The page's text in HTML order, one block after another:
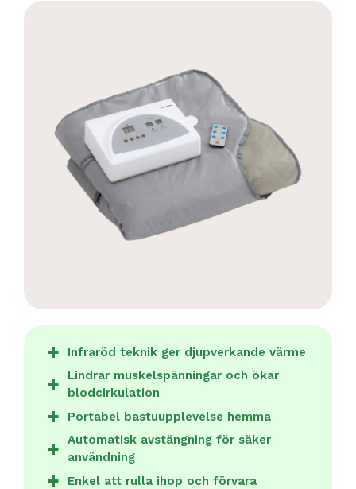
Infraröd teknik ger djupverkande värme
Lindrar muskelspänningar och ökar
blodcirkulation
Portabel bastuupplevelse hemma
Automatisk avstängning för säker
användning
Enkel att rulla ihop och förvara